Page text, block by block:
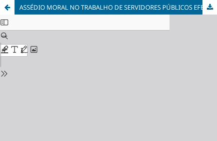
ASSÉDIO MORAL NO TRABALHO DE SERVIDORES PÚBLICOS EFETIVOS DAS INSTITUIÇÕES DE ENSINO SUPERIOR